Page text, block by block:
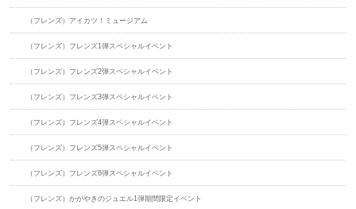
（フレンズ）アイカツ！ミュージアム
（フレンズ）フレンズ1弾スペシャルイベント
（フレンズ）フレンズ2弾スペシャルイベント
（フレンズ）フレンズ3弾スペシャルイベント
（フレンズ）フレンズ4弾スペシャルイベント
（フレンズ）フレンズ5弾スペシャルイベント
（フレンズ）フレンズ6弾スペシャルイベント
（フレンズ）かがやきのジュエル1弾期間限定イベント